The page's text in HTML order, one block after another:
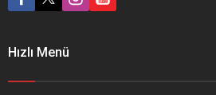
ayrıntılarına DW Türkçe
bilgiye göre, birebir
Hızlı Menü